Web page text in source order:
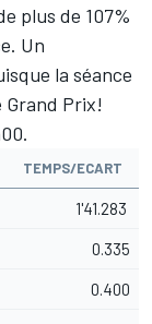
plus de 107%
Un
la séance
Prix!
TEMPS/ECART
1'41.283
0.335
0.400